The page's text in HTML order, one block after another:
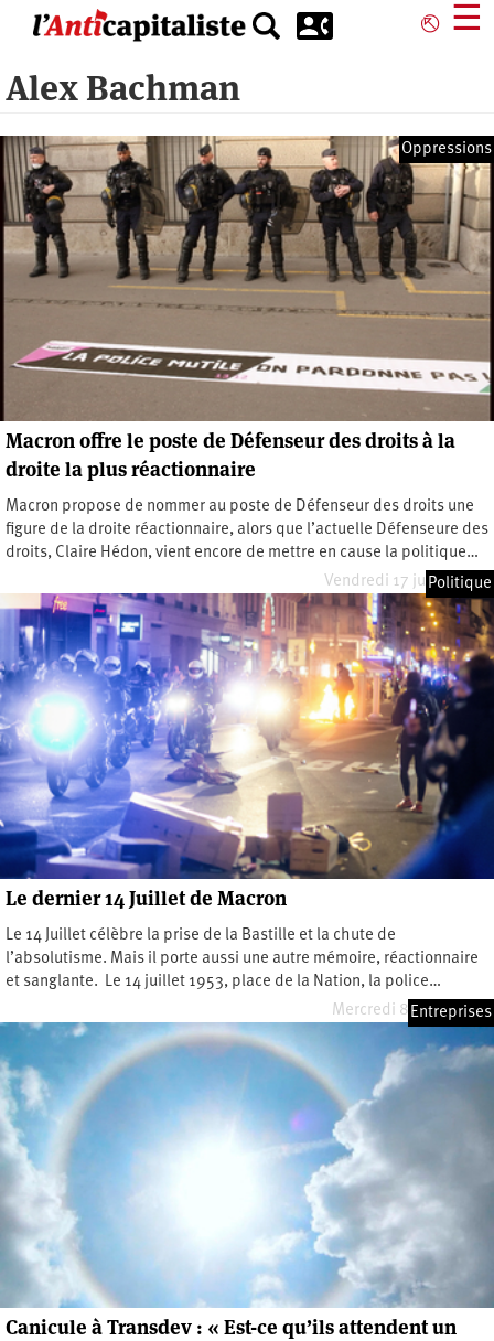
principal
⎋ ☰
Alex Bachman
Oppressions
Macron offre le poste de Défenseur des droits à la
droite la plus réactionnaire
Macron propose de nommer au poste de Défenseur des droits une
figure de la droite réactionnaire, alors que l’actuelle Défenseure des
droits, Claire Hédon, vient encore de mettre en cause la politique…
Vendredi 17 juillet 2026
Politique
Le dernier 14 Juillet de Macron
Le 14 Juillet célèbre la prise de la Bastille et la chute de
l’absolutisme. Mais il porte aussi une autre mémoire, réactionnaire
et sanglante. Le 14 juillet 1953, place de la Nation, la police…
Mercredi 8 juillet 2026
Entreprises
Canicule à Transdev : « Est-ce qu’ils attendent un